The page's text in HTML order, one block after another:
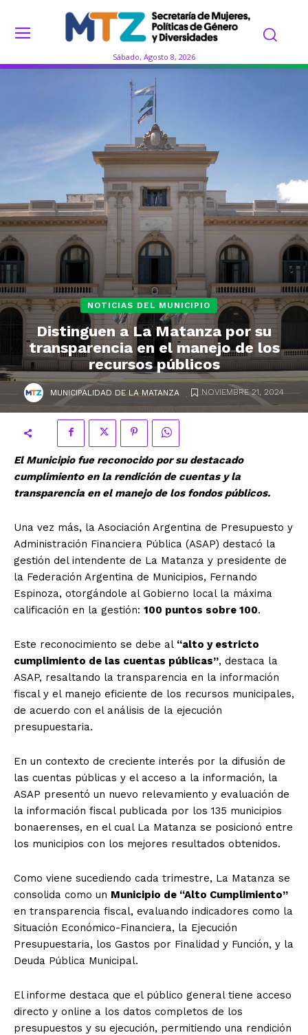
Sábado, Agosto 8, 2026
NOTICIAS DEL MUNICIPIO
Distinguen a La Matanza por su
transparencia en el manejo de los
recursos públicos
MUNICIPALIDAD DE LA MATANZA . NOVIEMBRE 21, 2024
El Municipio fue reconocido por su destacado
cumplimiento en la rendición de cuentas y la
transparencia en el manejo de los fondos públicos.
Una vez más, la Asociación Argentina de Presupuesto y
Administración Financiera Pública (ASAP) destacó la
gestión del intendente de La Matanza y presidente de
la Federación Argentina de Municipios, Fernando
Espinoza, otorgándole al Gobierno local la máxima
calificación en la gestión: 100 puntos sobre 100.
Este reconocimiento se debe al “alto y estricto
cumplimiento de las cuentas públicas”, destaca la
ASAP, resaltando la transparencia en la información
fiscal y el manejo eficiente de los recursos municipales,
de acuerdo con el análisis de la ejecución
presupuestaria.
En un contexto de creciente interés por la difusión de
las cuentas públicas y el acceso a la información, la
ASAP presentó un nuevo relevamiento y evaluación de
la información fiscal publicada por los 135 municipios
bonaerenses, en el cual La Matanza se posicionó entre
los municipios con los mejores resultados obtenidos.
Como viene sucediendo cada trimestre, La Matanza se
consolida como un Municipio de “Alto Cumplimiento”
en transparencia fiscal, evaluando indicadores como la
Situación Económico-Financiera, la Ejecución
Presupuestaria, los Gastos por Finalidad y Función, y la
Deuda Pública Municipal.
El informe destaca que el público general tiene acceso
directo y online a los datos completos de los
presupuestos y su ejecución, permitiendo una rendición